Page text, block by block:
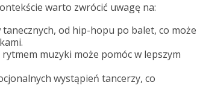
warto zwrócić uwagę na:
od hip-hopu po balet, co może
muzyki może pomóc w lepszym
wystąpień tancerzy, co